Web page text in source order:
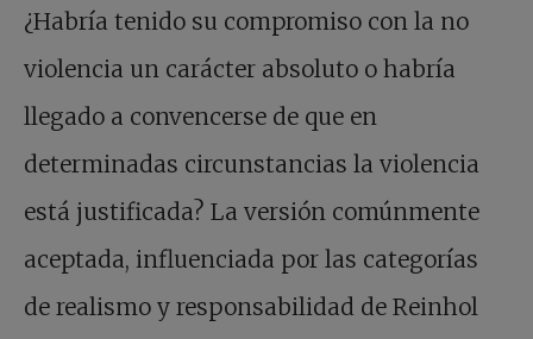
¿Habría tenido su compromiso con la no
violencia un carácter absoluto o habría
llegado a convencerse de que en
determinadas circunstancias la violencia
está justificada? La versión comúnmente
aceptada, influenciada por las categorías
de realismo y responsabilidad de Reinhol